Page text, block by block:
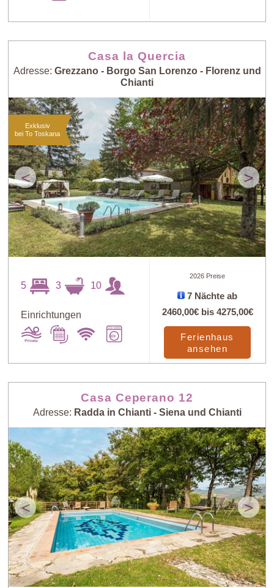
niedrig
niedrig > hoch
Personenzahl:
hoch > niedrig
Casa la Quercia
Adresse: Grezzano - Borgo San Lorenzo - Florenz und
Chianti
< >
Exklusiv
bei To Toskana
5 3 10
Einrichtungen
2026 Preise
7 Nächte ab
2460,00€bis 4275,00€
Ferienhaus
ansehen
Casa Ceperano 12
Adresse: Radda in Chianti - Siena und Chianti
< >